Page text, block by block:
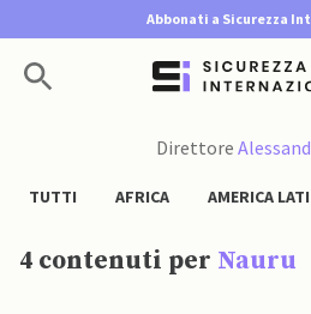
Abbonati a Sicurezza
Direttore
TUTTI AFRICA AMERICA
4 contenuti per Nauru